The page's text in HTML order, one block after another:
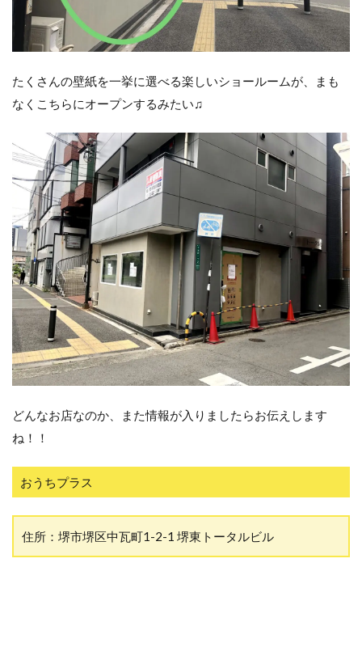
たくさんの壁紙を一挙に選べる楽しいショールームが、まも
なくこちらにオープンするみたい♫
どんなお店なのか、また情報が入りましたらお伝えします
ね！！
おうちプラス
住所：堺市堺区中瓦町1-2-1 堺東トータルビル